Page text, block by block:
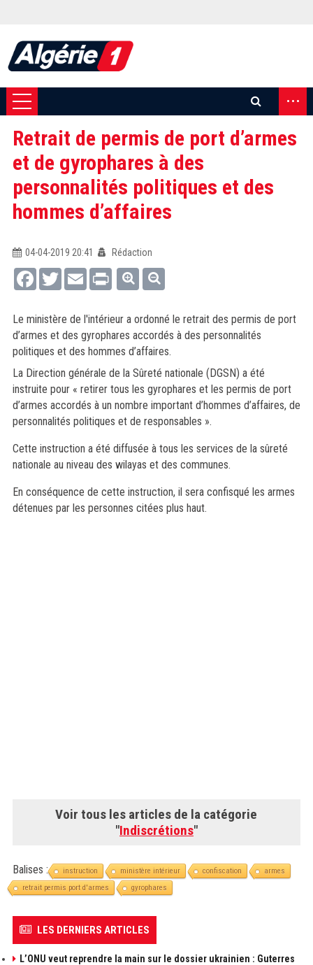
...
Retrait de permis de port d’armes
et de gyrophares à des
personnalités politiques et des
hommes d’affaires
04-04-2019 20:41
Rédaction
FacebookTwitterEmail Print
Le ministère de l'intérieur a ordonné le retrait des permis de port
d’armes et des gyrophares accordés à des personnalités
politiques et des hommes d’affaires.
La Direction générale de la Sûreté nationale (DGSN) a été
instruite pour « retirer tous les gyrophares et les permis de port
d’armes accordés à un nombre important d’hommes d’affaires, de
personnalités politiques et de responsables ».
Cette instruction a été diffusée à tous les services de la sûreté
nationale au niveau des wilayas et des communes.
En conséquence de cette instruction, il sera confisqué les armes
détenues par les personnes citées plus haut.
Voir tous les articles de la catégorie
"Indiscrétions"
Balises : instruction ministère intérieur confiscation
armes
retrait permis port d'armes
gyrophares
LES DERNIERS ARTICLES
L’ONU veut reprendre la main sur le dossier ukrainien : Guterres